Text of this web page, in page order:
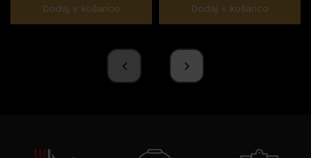
Dodaj v košarico Dodaj v košarico